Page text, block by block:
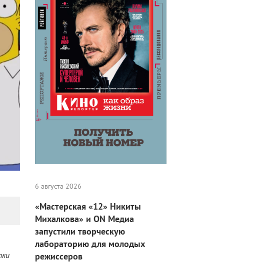
6 августа 2026
«Мастерская «12» Никиты
Михалкова» и ON Медиа
запустили творческую
лабораторию для молодых
режиссеров